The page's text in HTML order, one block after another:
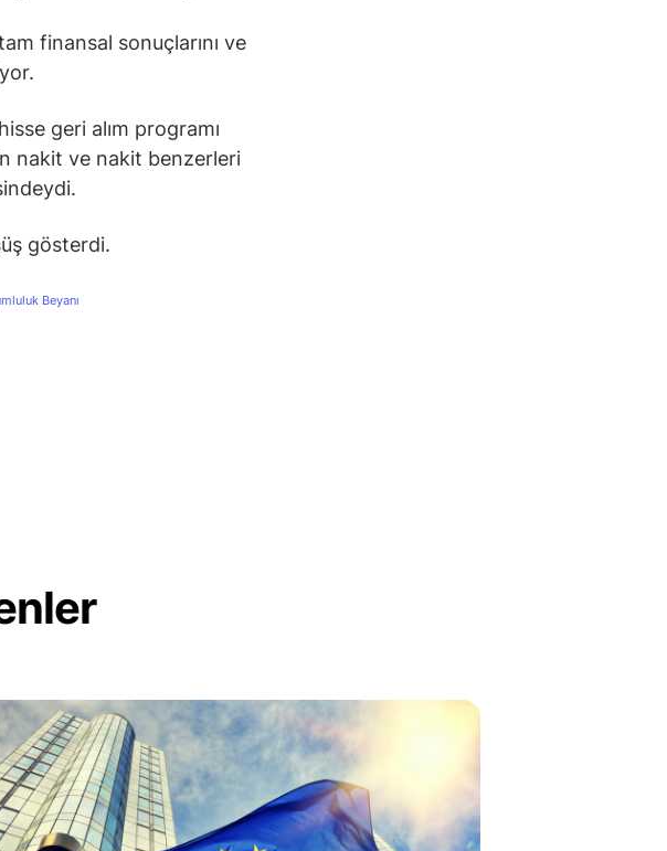
finansal sonuçlarını ve
geri alım programı
nakit ve nakit benzerleri
gösterdi.
Beyanı